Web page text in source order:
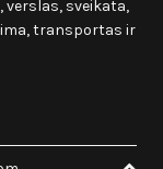
sveikata,
transportas ir